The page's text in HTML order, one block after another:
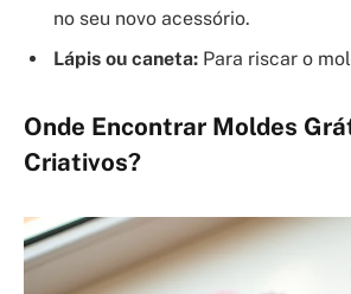
no seu novo acessório.
Lápis ou caneta: Para riscar o
Onde Encontrar Moldes
Criativos?